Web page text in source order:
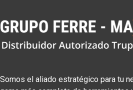
Somos el aliado estratégico para tu